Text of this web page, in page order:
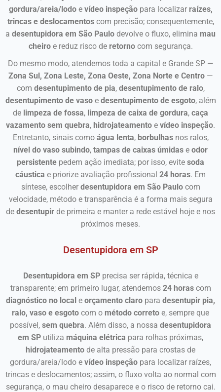
gordura/areia/lodoe vídeo inspeçãopara localizar raízes,
trincas e deslocamentoscom precisão; consequentemente,
a desentupidora em São Paulo devolve o fluxo, elimina mau
cheiroe reduz risco de retornocom segurança.
Do mesmo modo, atendemos toda a capital e Grande SP —
Zona Sul, Zona Leste, Zona Oeste, Zona Norte e Centro—
com desentupimento de pia, desentupimento de ralo,
desentupimento de vasoe desentupimento de esgoto, além
de limpeza de fossa, limpeza de caixa de gordura, caça
vazamento sem quebra, hidrojateamento e vídeo inspeção.
Entretanto, sinais como água lenta, borbulhasnos ralos,
nível do vaso subindo, tampas de caixas úmidas e odor
persistente pedem ação imediata; por isso, evite soda
cáustica e priorize avaliação profissional 24 horas. Em
síntese, escolher desentupidora em São Paulocom
velocidade, método e transparência é a forma mais segura
de desentupir de primeira e manter a rede estável hoje e nos
próximos meses.
Desentupidora em SP
Desentupidora em SPprecisa ser rápida, técnica e
transparente; em primeiro lugar, atendemos 24 horascom
diagnóstico no local e orçamento claro para desentupir pia,
ralo, vaso e esgoto com o método correto e, sempre que
possível, sem quebra. Além disso, a nossa desentupidora
em SP utiliza máquina elétrica para rolhas próximas,
hidrojateamento de alta pressão para crostas de
gordura/areia/lodo e vídeo inspeção para localizar raízes,
trincas e deslocamentos; assim, o fluxo volta ao normal com
segurança, o mau cheiro desaparece e o risco de retorno cai.